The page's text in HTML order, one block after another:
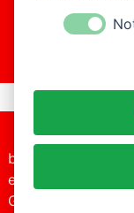
Kontakt
bitte-
einsteigen
GmbH